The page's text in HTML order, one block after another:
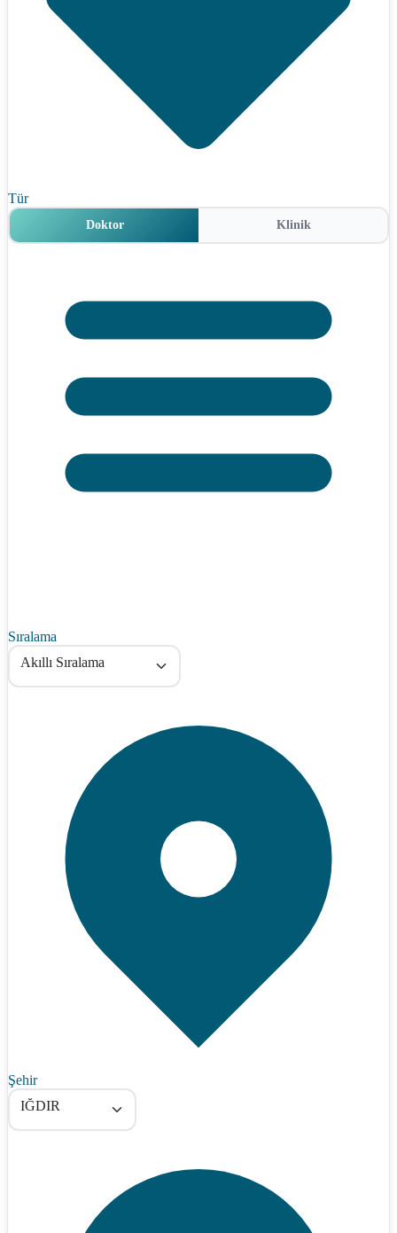
Tür
Doktor Klinik
Sıralama
Akıllı Sıralama
Şehir
IĞDIR